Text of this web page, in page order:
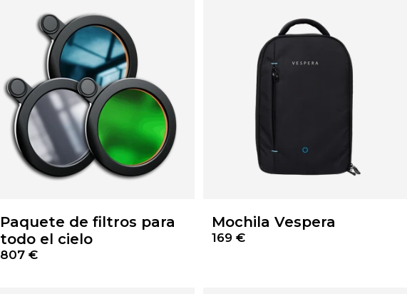
Paquete de filtros para
todo el cielo
807 €
Mochila Vespera
169 €